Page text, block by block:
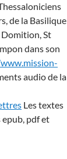
de la Basilique
Domition, St
dans son
audio de la
Les textes
pdf et